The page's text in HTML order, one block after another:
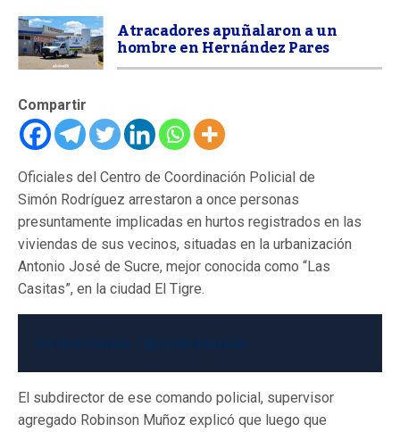
Atracadores apuñalaron a un
hombre en Hernández Pares
Compartir
Oficiales del Centro de Coordinación Policial de
Simón Rodríguez arrestaron a once personas
presuntamente implicadas en hurtos registrados en las
viviendas de sus vecinos, situadas en la urbanización
Antonio José de Sucre, mejor conocida como “Las
Casitas”, en la ciudad El Tigre.
Susana Quijada / @susanaquijada
El subdirector de ese comando policial, supervisor
agregado Robinson Muñoz explicó que luego que